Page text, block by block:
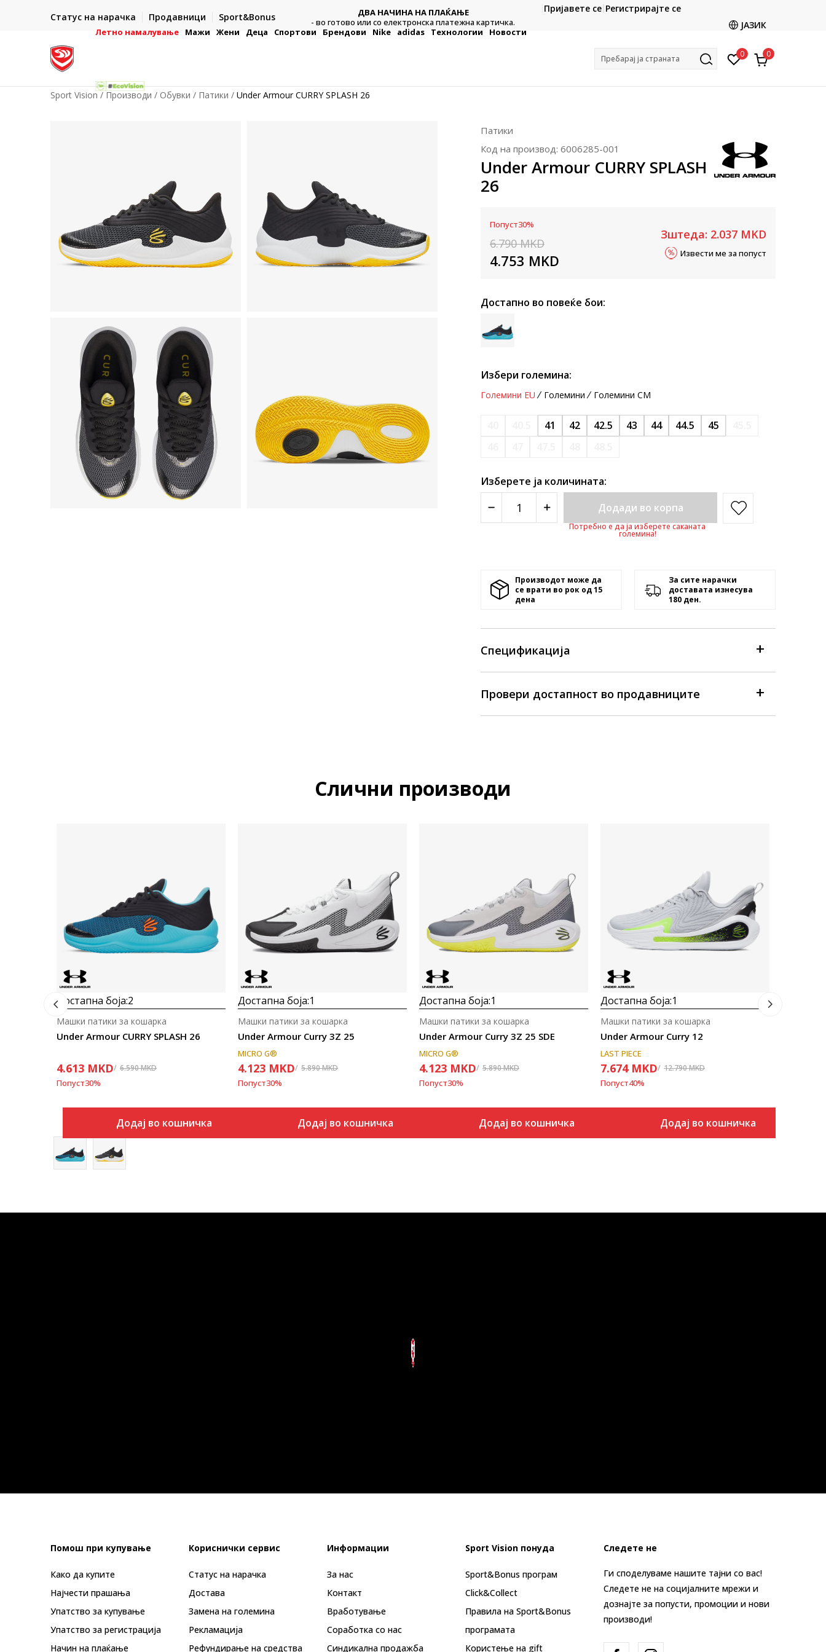
Статус на нарачка Продавници Sport&Bonus
- на сите нарачки во готово или со електронска платежна
ДВА НАЧИНА НА ПЛАЌАЊЕ
- во готово или со електронска платежна картичка.
CLICK & COLLECT
Платете со картичка online и подигнете во продавницата
Пријавете се Регистрирајте се
ЈАЗИК
Летно намалување Мажи Жени Деца Спортови Брендови Nike adidas Технологии Новости
Пребарај ја страната 0 0
Sport Vision Производи Обувки Патики Under Armour CURRY SPLASH 26
Патики
Код на производ: 6006285-001
Under Armour CURRY SPLASH
26
Попуст30%
6.790 MKD
4.753 MKD
Зштеда: 2.037 MKD
Извести ме за попуст
Достапно во повеќе бои:
Избери големина:
Големини EU Големини Големини CM
41 42 42.5 43 44 44.5 45
Изберете ја количината:
Додади во корпа
Потребно е да ја изберете саканата
големина!
Производот може да
се врати во рок од 15
денa
За сите нарачки
доставата изнесува
180 ден.
Спецификација
Провери достапност во продавниците
Слични производи
Достапна боја:2
Under Armour CURRY SPLASH 26
Машки патики за кошарка
4.613 MKD 6.590MKD
Попуст30%
Додај во кошничка
Достапна боја:1
Under Armour Curry 3Z 25
Машки патики за кошарка
MICRO G®
4.123 MKD 5.890MKD
Попуст30%
Додај во кошничка
Достапна боја:1
Under Armour Curry 3Z 25 SDE
Машки патики за кошарка
MICRO G®
4.123 MKD 5.890MKD
Попуст30%
Додај во кошничка
Достапна боја:1
Under Armour Curry 12
Машки патики за кошарка
LAST PIECE
7.674 MKD 12.790MKD
Попуст40%
Додај во кошничка
Помош при купување
Како да купите
Најчести прашања
Упатство за купување
Упатство за регистрација
Начин на плаќање
Кориснички сервис
Статус на нарачка
Достава
Замена на големина
Рекламациja
Рефундирање на средства
Информации
За нас
Контакт
Вработување
Соработка со нас
Синдикална продажба
Sport Vision понуда
Sport&Bonus програм
Click&Collect
Правила на Sport&Bonus
програмата
Користење на gift
Следете не
Ги споделуваме нашите тајни со вас!
Следете не на социјалните мрежи и
дознајте за попусти, промоции и нови
производи!